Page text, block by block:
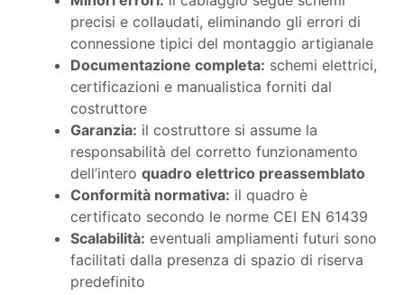
precisi e collaudati, eliminando gli errori di
connessione tipici del montaggio artigianale
Documentazione completa: schemi elettrici,
certificazioni e manualistica forniti dal
costruttore
Garanzia: il costruttore si assume la
responsabilità del corretto funzionamento
dell’intero quadro elettrico preassemblato
Conformità normativa: il quadro è
certificato secondo le norme CEI EN 61439
Scalabilità: eventuali ampliamenti futuri sono
facilitati dalla presenza di spazio di riserva
predefinito